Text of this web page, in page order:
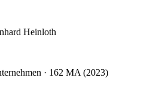
Heinloth
· 162 MA (2023)